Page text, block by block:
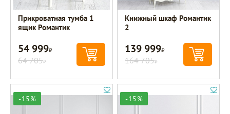
Прикроватная тумба 1
ящик Романтик
54 999Р
64 705Р
Книжный шкаф Романтик
2
139 999Р
164 705Р
-15% -15%